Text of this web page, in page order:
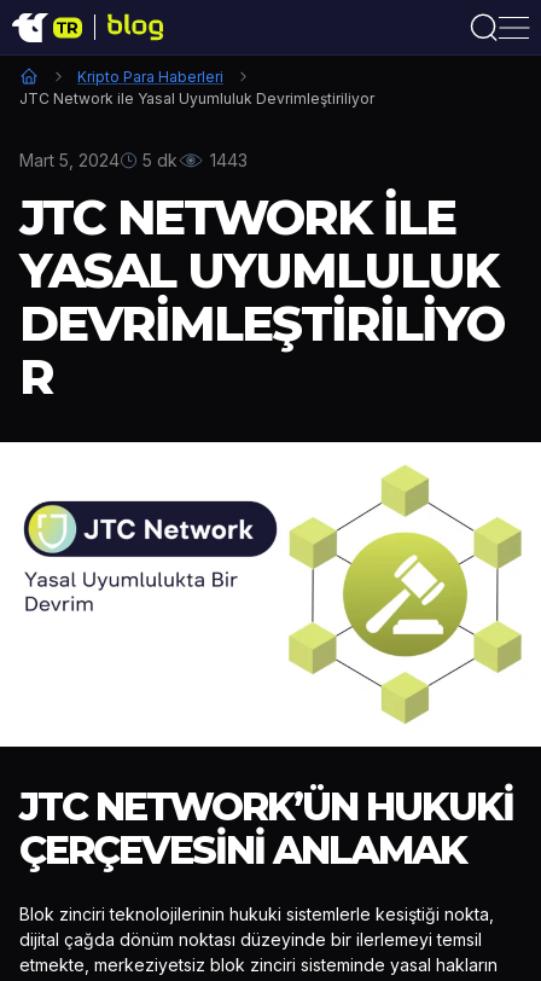
Kripto Para Haberleri
JTC Network ile Yasal Uyumluluk Devrimleştiriliyor
Mart 5, 2024 5 dk 1443
JTC NETWORK ILE
YASAL UYUMLULUK
DEVRIMLEŞTIRILIYO
R
JTC NETWORK’ÜN HUKUKI
ÇERÇEVESINI ANLAMAK
Blok zinciri teknolojilerinin hukuki sistemlerle kesiştiği nokta,
dijital çağda dönüm noktası düzeyinde bir ilerlemeyi temsil
etmekte, merkeziyetsiz blok zinciri sisteminde yasal hakların